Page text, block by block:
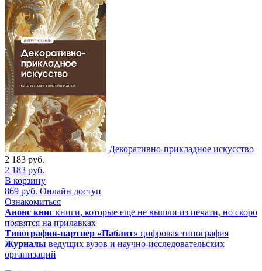
Декоративно-прикладное искусство
2 183 руб.
2 183 руб.
В корзину
869 руб. Онлайн доступ
Ознакомиться
Анонс книг книги, которые еще не вышли из печати, но скоро
появятся на прилавках
Типография-партнер «Паблит» цифровая типография
Журналы ведущих вузов и научно-исследовательских
организаций